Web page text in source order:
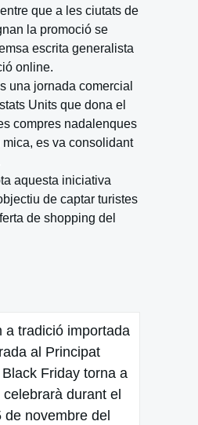
que a les ciutats de
la promoció se
escrita generalista
online.
una jornada comercial
Units que dona el
compres nadalenques
es va consolidant
aquesta iniciativa
de captar turistes
de shopping del
a tradició importada
al Principat
Black Friday torna a
durant el
de novembre del